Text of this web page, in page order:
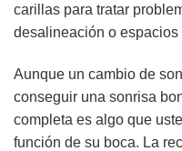
carillas para tratar
desalineación o espacios
Aunque un cambio de
conseguir una sonrisa
completa es algo que
función de su boca. La